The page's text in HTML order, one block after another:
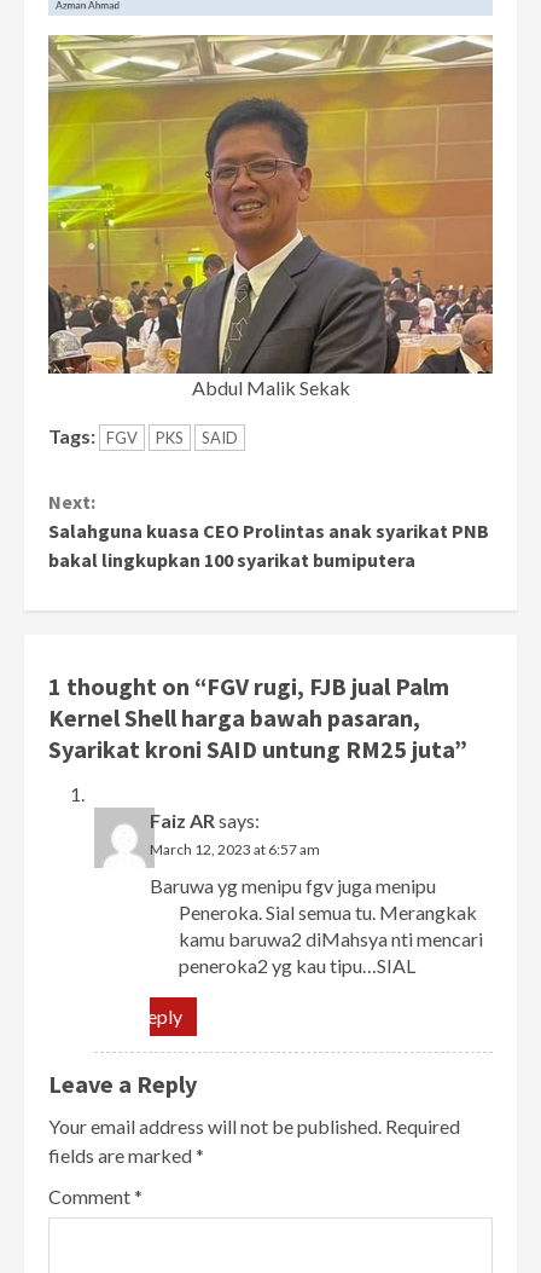
Abdul Malik Sekak
Tags: FGV PKS SAID
Continue
Reading
Next:
Salahguna kuasa CEO Prolintas anak syarikat PNB
bakal lingkupkan 100 syarikat bumiputera
1 thought on “FGV rugi, FJB jual Palm
Kernel Shell harga bawah pasaran,
Syarikat kroni SAID untung RM25 juta”
Faiz AR says:
March 12, 2023 at 6:57 am
Baruwa yg menipu fgv juga menipu
Peneroka. Sial semua tu. Merangkak
kamu baruwa2 diMahsya nti mencari
peneroka2 yg kau tipu…SIAL
Reply
Leave a Reply
Your email address will not be published. Required
fields are marked*
Comment*